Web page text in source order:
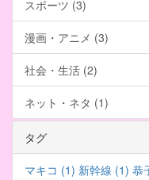
スポーツ (3)
漫画・アニメ (3)
社会・生活 (2)
ネット・ネタ (1)
タグ
マキコ (1) 新幹線 (1) 恭